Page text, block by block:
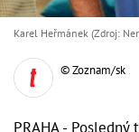
Karel Heřmánek (Zdroj:
© Zoznam/sk
PRAHA -